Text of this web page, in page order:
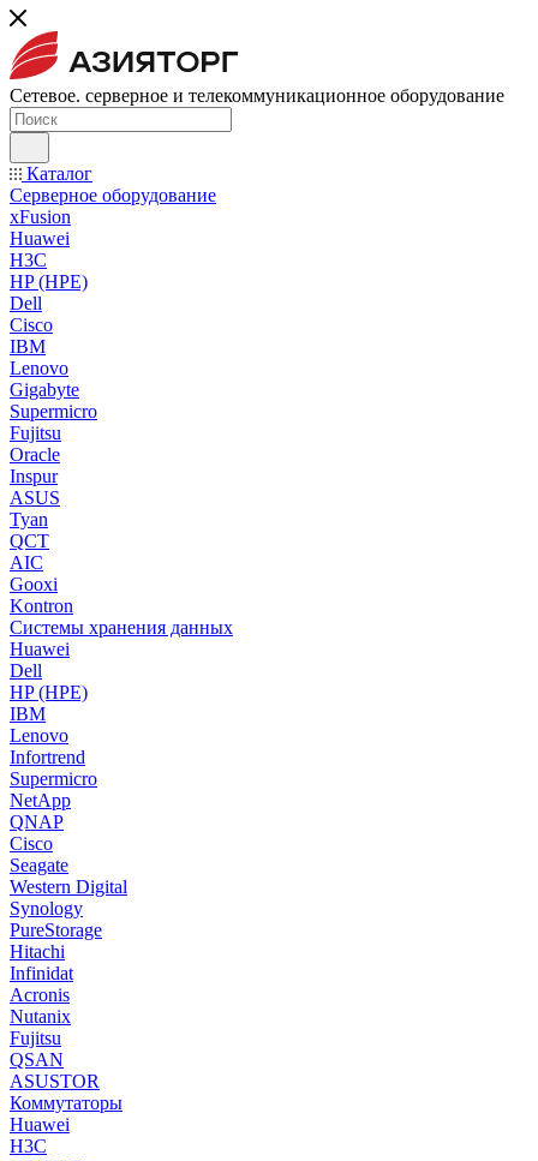
Сетевое. серверное и телекоммуникационное оборудование
Каталог
Серверное оборудование
xFusion
Huawei
H3C
HP (HPE)
Dell
Cisco
IBM
Lenovo
Gigabyte
Supermicro
Fujitsu
Oracle
Inspur
ASUS
Tyan
QCT
AIC
Gooxi
Kontron
Системы хранения данных
Huawei
Dell
HP (HPE)
IBM
Lenovo
Infortrend
Supermicro
NetApp
QNAP
Cisco
Seagate
Western Digital
Synology
PureStorage
Hitachi
Infinidat
Acronis
Nutanix
Fujitsu
QSAN
ASUSTOR
Коммутаторы
Huawei
H3C